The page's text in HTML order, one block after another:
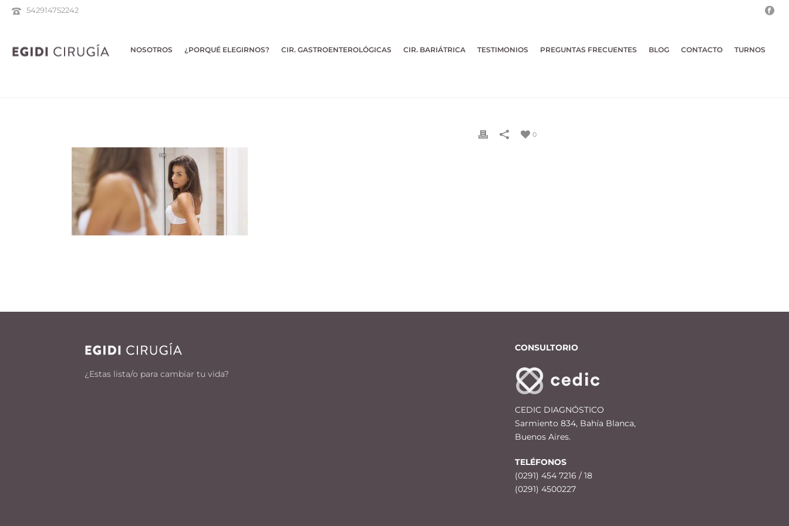
542914752242
NOSOTROS ¿PORQUÉ ELEGIRNOS? CIR. GASTROENTEROLÓGICAS CIR. BARIÁTRICA TESTIMONIOS PREGUNTAS FRECUENTES BLOG CONTACTO TURNOS
0
¿Estas lista/o para cambiar tu vida?
CONSULTORIO
CEDIC DIAGNÓSTICO
Sarmiento 834, Bahía Blanca,
Buenos Aires.
TELÉFONOS
(0291) 454 7216 / 18
(0291) 4500227